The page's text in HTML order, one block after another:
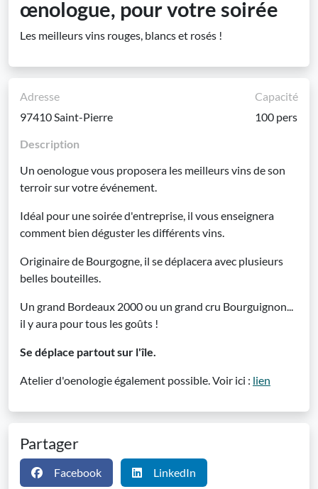
œnologue, pour votre soirée
Les meilleurs vins rouges, blancs et rosés !
Adresse
97410 Saint-Pierre
Capacité
100 pers
Description
Un oenologue vous proposera les meilleurs vins de son
terroir sur votre événement.
Idéal pour une soirée d'entreprise, il vous enseignera
comment bien déguster les différents vins.
Originaire de Bourgogne, il se déplacera avec plusieurs
belles bouteilles.
Un grand Bordeaux 2000 ou un grand cru Bourguignon...
il y aura pour tous les goûts !
Se déplace partout sur l'île.
Atelier d'oenologie également possible. Voir ici : lien
Partager
Facebook LinkedIn